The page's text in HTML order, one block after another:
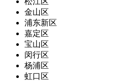
金山区
浦东新区
嘉定区
宝山区
闵行区
杨浦区
虹口区